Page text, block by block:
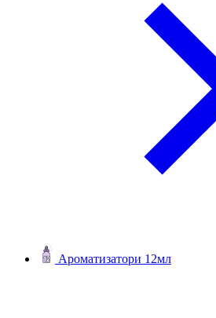
Ароматизатори 12мл